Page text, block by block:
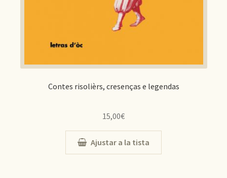
Contes risolièrs, cresenças e legendas
15,00€
Ajustar a la tista